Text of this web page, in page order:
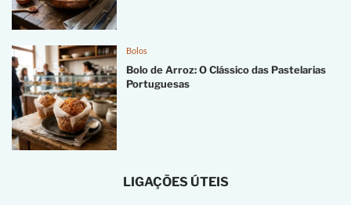
Bolos
Bolo de Arroz: O Clássico das Pastelarias
Portuguesas
LIGAÇÕES ÚTEIS